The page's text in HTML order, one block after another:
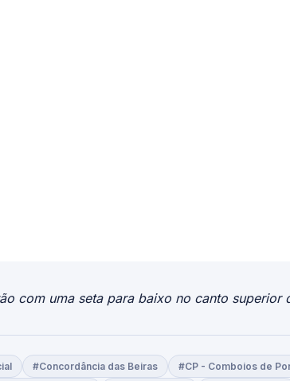
com uma seta para baixo no canto superior
#Concordância das Beiras #CP - Comboios de